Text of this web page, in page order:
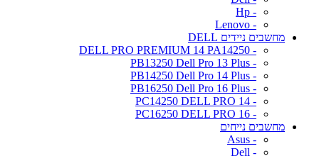
- Hp
- Lenovo
מחשבים ניידים DELL
- DELL PRO PREMIUM 14 PA14250
- PB13250 Dell Pro 13 Plus
- PB14250 Dell Pro 14 Plus
- PB16250 Dell Pro 16 Plus
- PC14250 DELL PRO 14
- PC16250 DELL PRO 16
מחשבים נייחים
- Asus
- Dell